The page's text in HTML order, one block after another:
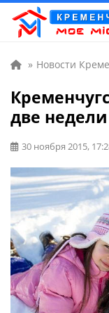
» Новости
две
30 ноября 2015,